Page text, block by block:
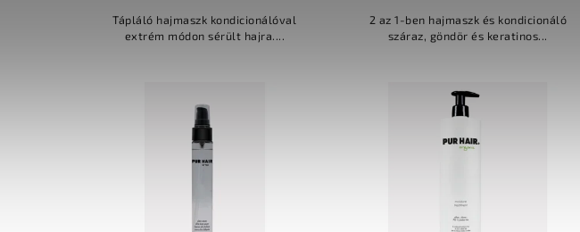
Tápláló hajmaszk kondicionálóval
extrém módon sérült hajra....
2 az 1-ben hajmaszk és kondicionáló
száraz, göndör és keratinos...